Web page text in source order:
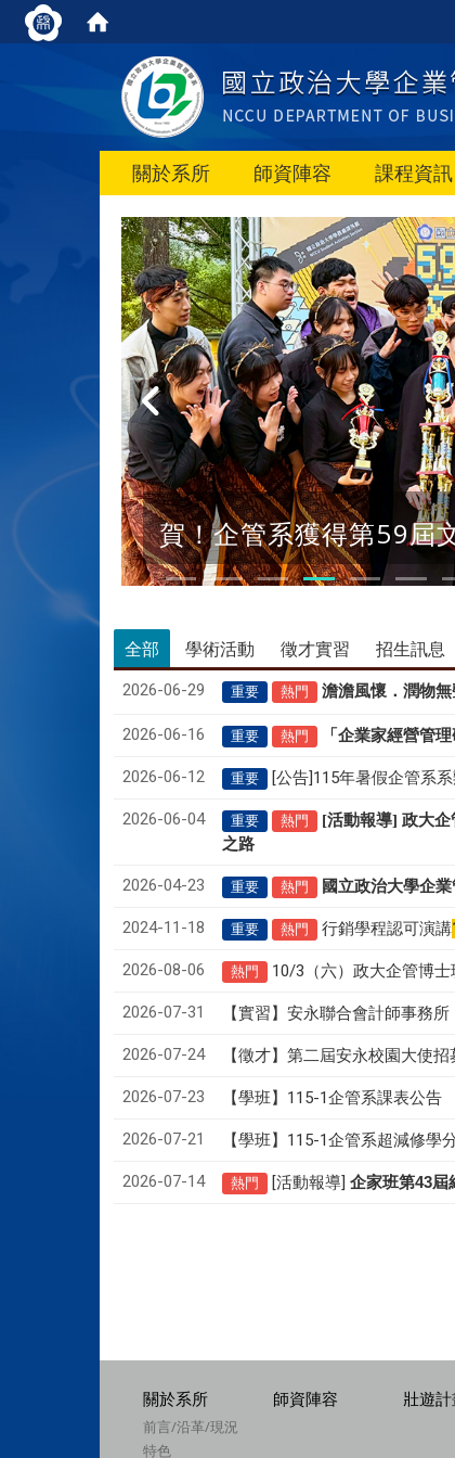
關於系所 師資陣容 課程資訊
賀！企管系獲得第59屆
全部 學術活動 徵才實習 招生訊息
2026-06-29 重要 熱門 澹澹風懷．潤物無
2026-06-16 重要 熱門 「企業家經營管
2026-06-12 重要 [公告]115年暑假企管系
2026-06-04 重要 熱門
[活動報導] 政大
之路
2026-04-23 重要 熱門 國立政治大學企
2024-11-18 重要 熱門 行銷學程認可演講
2026-08-06 熱門 10/3（六）政大企管博
2026-07-31 【實習】安永聯合會計師事務
2026-07-24 【徵才】第二屆安永校園大使招
2026-07-23 【學班】115-1企管系課表公告
2026-07-21 【學班】115-1企管系超減修學
2026-07-14 熱門 [活動報導]企家班第43屆
關於系所
前言/沿革/現況
特色
師資陣容 壯遊